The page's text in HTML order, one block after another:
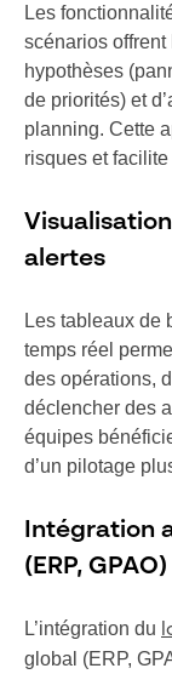
Les
scénarios
hypothèses
de priorités) et
planning. Cette
risques et
alertes
Les tableaux de
temps réel
des opérations,
déclencher des
équipes
d’un pilotage
Intégration
(ERP, GPAO)
L’intégration du
global (ERP,